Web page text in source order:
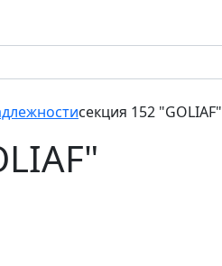
секция 152 "GOLIAF"